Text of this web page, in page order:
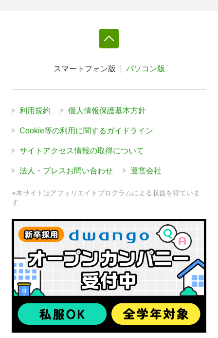
スマートフォン版 パソコン版
利用規約 個人情報保護基本方針
Cookie等の利用に関するガイドライン
サイトアクセス情報の取得について
法人・プレスお問い合わせ 運営会社
※本サイトはアフィリエイトプログラムによる収益を得ていま
す